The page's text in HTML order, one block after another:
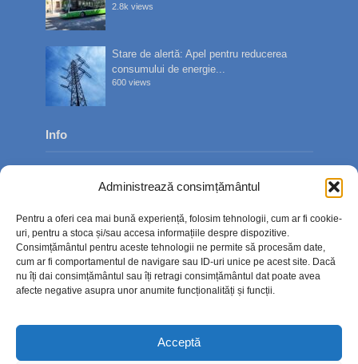
Administrează consimțământul
Pentru a oferi cea mai bună experiență, folosim tehnologii, cum ar fi cookie-
uri, pentru a stoca și/sau accesa informațiile despre dispozitive.
Consimțământul pentru aceste tehnologii ne permite să procesăm date,
cum ar fi comportamentul de navigare sau ID-uri unice pe acest site. Dacă
nu îți dai consimțământul sau îți retragi consimțământul dat poate avea
afecte negative asupra unor anumite funcționalități și funcții.
Acceptă
2.8k views
Stare de alertă: Apel pentru reducerea
consumului de energie...
600 views
Info
Contact
Politica de confidențialitate
Politică cookie-uri (UE)